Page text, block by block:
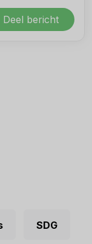
Deel bericht
SDG